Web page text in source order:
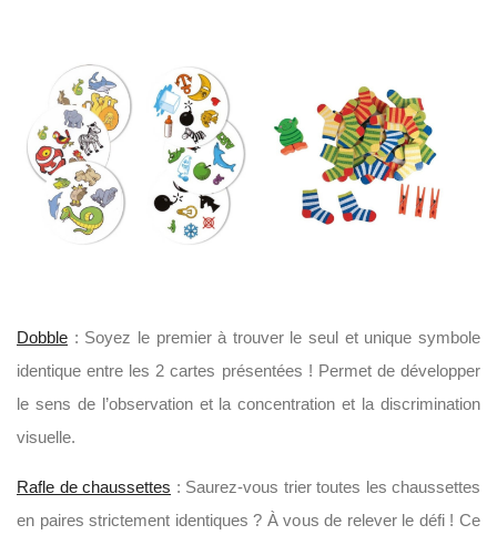
Dobble : Soyez le premier à trouver le seul et unique symbole
identique entre les 2 cartes présentées ! Permet de développer
le sens de l’observation et la concentration et la discrimination
visuelle.
Rafle de chaussettes : Saurez-vous trier toutes les chaussettes
en paires strictement identiques ? À vous de relever le défi ! Ce